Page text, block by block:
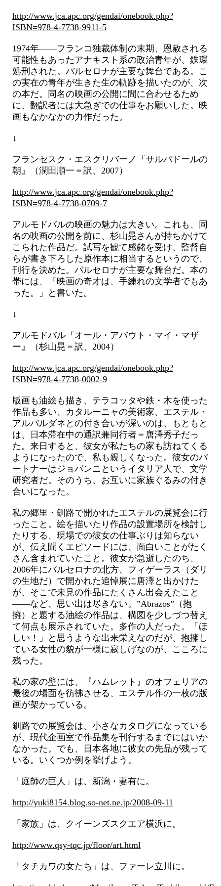
http://www.jca.apc.org/gendai/onebook.php?
ISBN=978-4-7738-9911-5
1974年――フランコ独裁体制の末期、恩赦される
可能性もあったアナキスト系の政治青年が、鉄環
処刑された。バルセロナが主要な舞台である。こ
の実在の青年が生きた生の軌跡を描いたのが、次
の本だ。同名の映画の公開に間に合わせるため
に、翻訳者には大急ぎでの仕事をお願いした。映
画もなかなかの力作だった。
↓
フランセスク・エスクリバーノ『サルバドールの
朝』（潤田順一＝訳、2007）
http://www.jca.apc.org/gendai/onebook.php?
ISBN=978-4-7738-0709-7
アルモドバルの映画の魅力は大きい。これも、同
名の映画の公開を前に、杉山晃さんが持ちかけて
こられた作品だ。試写を観て感銘を受け、監督自
らが書き下ろした原作本に相当するというので、
刊行を決めた。バルセロナが主要な舞台だ。本の
帯には、「映画の奇才は、手練れの文学者でもあ
った。」と書いた。
↓
アルモドバル『オール・アバウト・マイ・マザ
ー』（杉山晃＝訳、2004）
http://www.jca.apc.org/gendai/onebook.php?
ISBN=978-4-7738-0002-9
版画も油絵も描き、テラコッタや鉄・木を使った
作品も多い、カタルーニャの美術家、エステル・
アルバルダネとの付き合いが深いのは、もともと
は、日本滞在中の通訳兼同行者＝唐澤秀子だっ
た。来日すると、彼女が私たちの家も訪ねてくる
ようになったので、私も親しくなった。彼女のパ
ートナーはジョバンニというイタリア人で、文学
研究者だ。そのうち、お互いに家族ぐるみの付き
合いになった。
私の郷里・釧路で開かれたエステルの展覧会に行
ったこと。絵を描いたり作品の設置場所を検討し
たりする、現場での彼女の仕事ぶりは知らない
が、伝え聞くエピソードには、面白いことがたく
さん含まれていたこと。彼女が急逝したのち、
2006年にバルセロナの北方、フィゲーラス（ダリ
の生地だ）で開かれた追悼展に唐澤と出かけた
が、そこで未見の作品にたくさん出会えたこと
――など、思い出は尽きない。”Abrazos”（抱
擁）と題する油絵の作品は、構図を少しづつ替え
て何点も展示されていた。多作の人だった。「ほ
しい！」と思うような出来栄えなのだが、抱擁し
ている女性の貌が一様に寂しげなのが、こころに
残った。
私の家の壁には、『ハムレット』のオフェリアの
最後の場面を彷彿させる、エステル作の一枚の版
画が架かっている。
釧路での展覧会は、小さなカタログになっている
が、現代企画室で作品集を刊行するまでにはいか
なかった。でも、日本各地に彼女の先品が残って
いる。いくつか例を挙げよう。
「庭師の巨人」は、新潟・妻有に。
http://yuki8154.blog.so-net.ne.jp/2008-09-11
「家族」は、クイーンズスクエア横浜に。
http://www.qsy-tqc.jp/floor/art.html
「タチカワの女たち」は、ファーレ立川に。